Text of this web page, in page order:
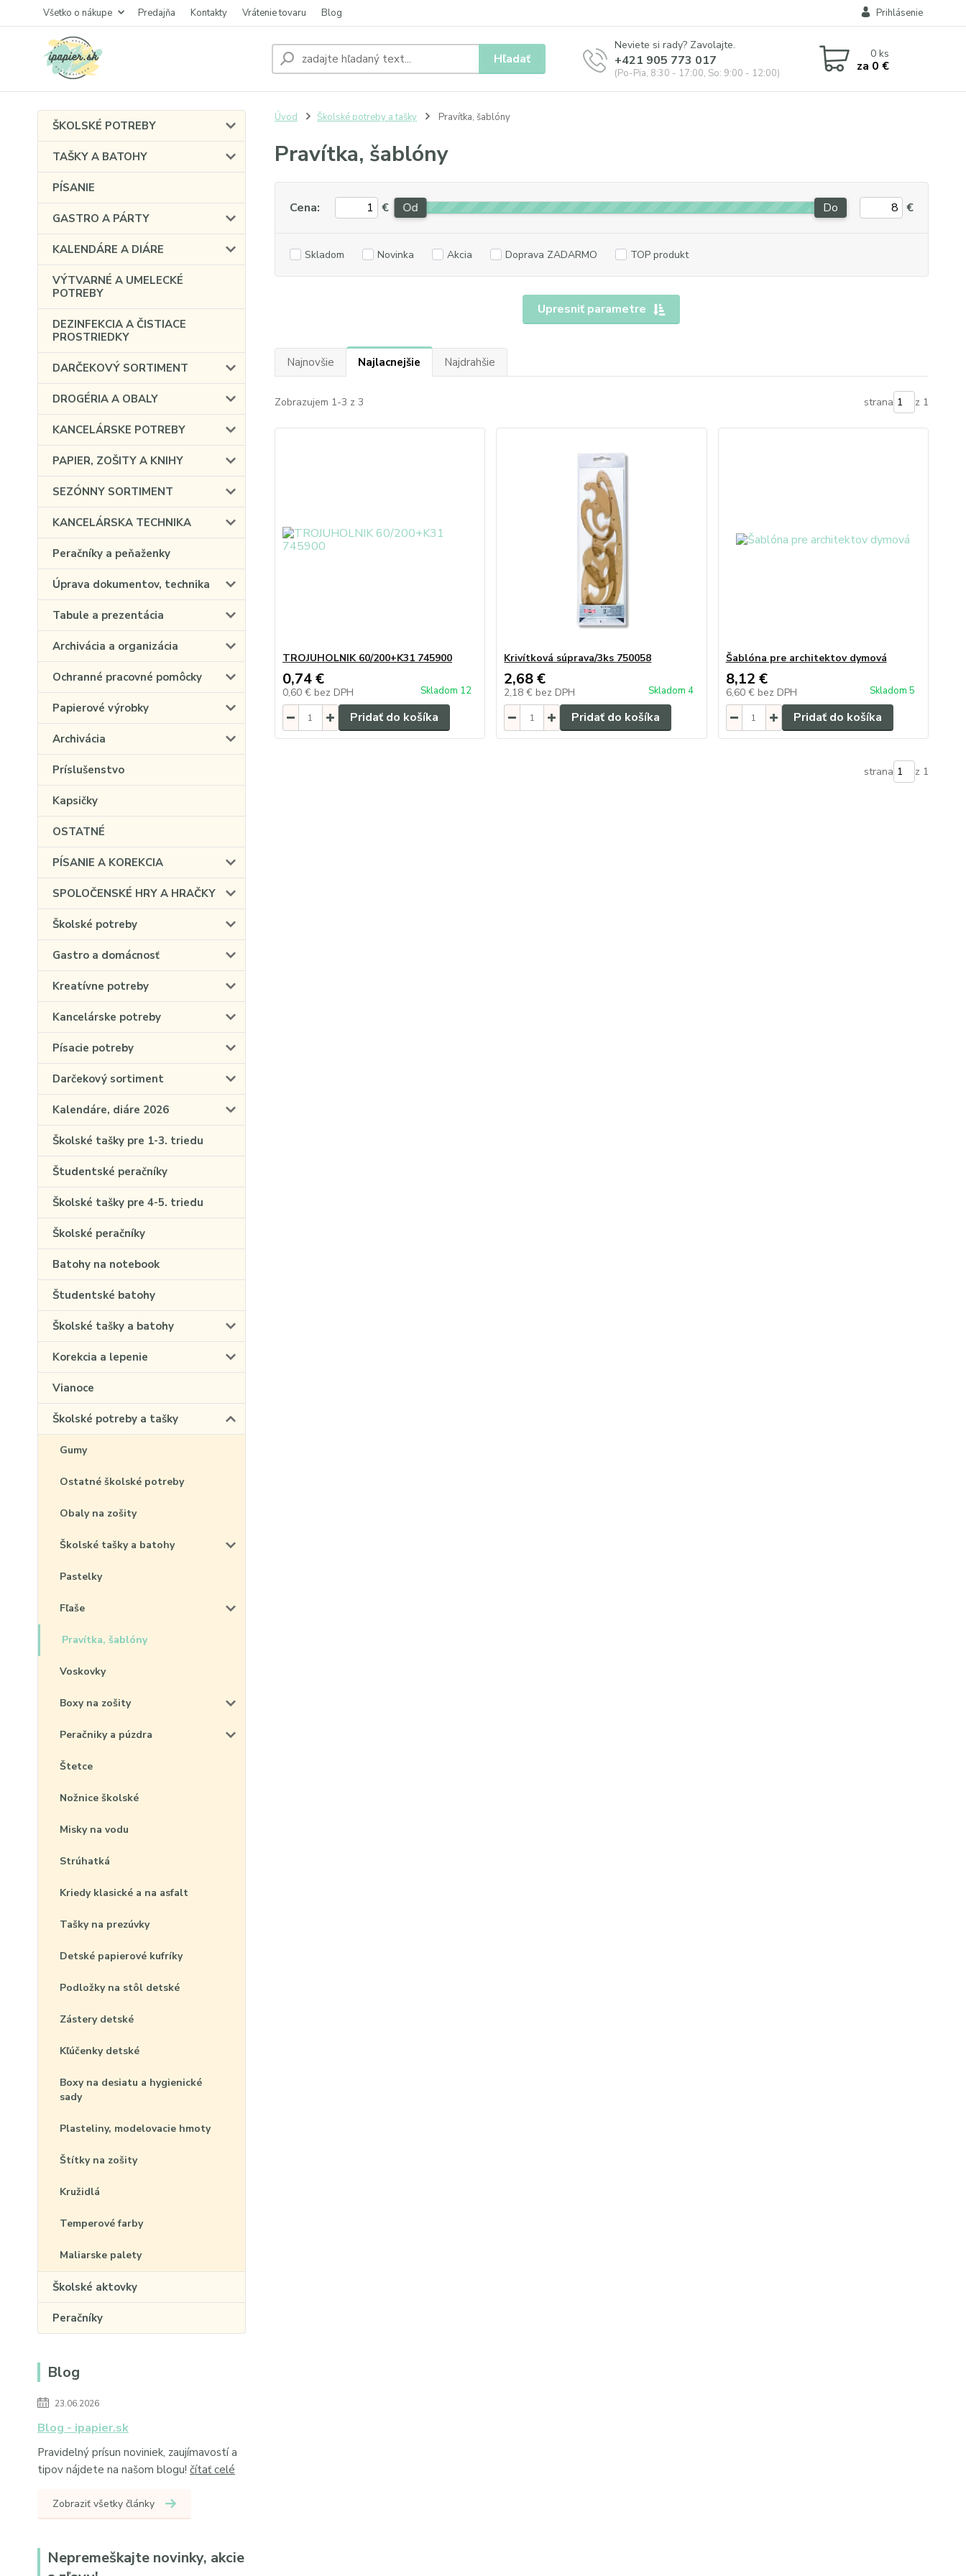
Všetko o nákupe Predajňa Kontakty Vrátenie tovaru Blog Prihlásenie
Hľadať
Neviete si rady? Zavolajte.
+421 905 773 017
(Po-Pia, 8:30 - 17:00, So: 9:00 - 12:00)
0ks
za 0 €
ŠKOLSKÉ POTREBY
TAŠKY A BATOHY
PÍSANIE
GASTRO A PÁRTY
KALENDÁRE A DIÁRE
VÝTVARNÉ A UMELECKÉ
POTREBY
DEZINFEKCIA A ČISTIACE
PROSTRIEDKY
DARČEKOVÝ SORTIMENT
DROGÉRIA A OBALY
KANCELÁRSKE POTREBY
PAPIER, ZOŠITY A KNIHY
SEZÓNNY SORTIMENT
KANCELÁRSKA TECHNIKA
Peračníky a peňaženky
Úprava dokumentov, technika
Tabule a prezentácia
Archivácia a organizácia
Ochranné pracovné pomôcky
Papierové výrobky
Archivácia
Príslušenstvo
Kapsičky
OSTATNÉ
PÍSANIE A KOREKCIA
SPOLOČENSKÉ HRY A HRAČKY
Školské potreby
Gastro a domácnosť
Kreatívne potreby
Kancelárske potreby
Písacie potreby
Darčekový sortiment
Kalendáre, diáre 2026
Školské tašky pre 1-3. triedu
Študentské peračníky
Školské tašky pre 4-5. triedu
Školské peračníky
Batohy na notebook
Študentské batohy
Školské tašky a batohy
Korekcia a lepenie
Vianoce
Školské potreby a tašky
Gumy
Ostatné školské potreby
Obaly na zošity
Školské tašky a batohy
Pastelky
Fľaše
Pravítka, šablóny
Voskovky
Boxy na zošity
Peračniky a púzdra
Štetce
Nožnice školské
Misky na vodu
Strúhatká
Kriedy klasické a na asfalt
Tašky na prezúvky
Detské papierové kufríky
Podložky na stôl detské
Zástery detské
Kľúčenky detské
Boxy na desiatu a hygienické
sady
Plasteliny, modelovacie hmoty
Štítky na zošity
Kružidlá
Temperové farby
Maliarske palety
Školské aktovky
Peračníky
Blog
23.06.2026
Blog - ipapier.sk
Pravidelný prísun noviniek, zaujímavostí a
tipov nájdete na našom blogu! čítať celé
Zobraziť všetky články
Nepremeškajte novinky, akcie
Úvod Školské potreby a tašky Pravítka, šablóny
Pravítka, šablóny
Upresniť parametre
Cena: € Od Do €
Skladom Novinka Akcia Doprava ZADARMO TOP produkt
Najnovšie Najlacnejšie Najdrahšie
Zobrazujem 1-3 z 3 strana z 1
TROJUHOLNIK 60/200+K31 745900
0,74 €
0,60 € bez DPH Skladom 12
Pridať do košíka
Krivítková súprava/3ks 750058
2,68 €
2,18 € bez DPH Skladom 4
Pridať do košíka
Šablóna pre architektov dymová
8,12 €
6,60 € bez DPH Skladom 5
Pridať do košíka
strana z 1